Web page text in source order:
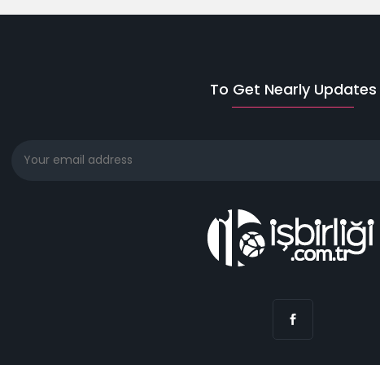
To Get Nearly Updates